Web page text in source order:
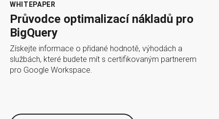
WHITEPAPER
Průvodce optimalizací nákladů pro
BigQuery
Získejte informace o přidané hodnotě, výhodách a
službách, které budete mít s certifikovaným partnerem
pro Google Workspace.